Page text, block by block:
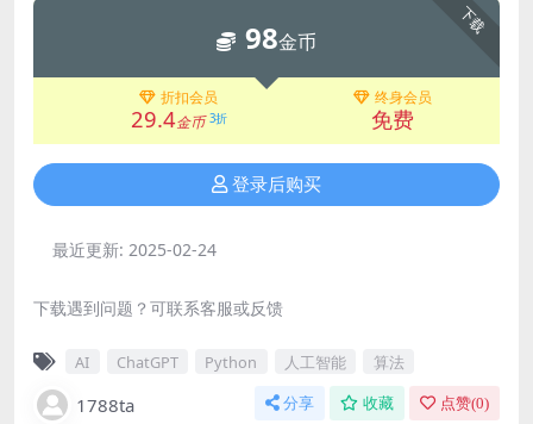
下载
98金币
折扣会员
29.4金币 3折
终身会员
免费
登录后购买
最近更新: 2025-02-24
下载遇到问题？可联系客服或反馈
AI ChatGPT Python 人工智能 算法
1788ta 分享 收藏 点赞(0)